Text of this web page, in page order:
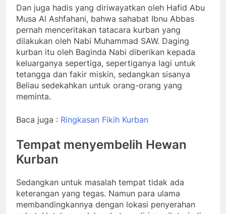
Dan juga hadis yang diriwayatkan oleh Hafid Abu
Musa Al Ashfahani, bahwa sahabat Ibnu Abbas
pernah menceritakan tatacara kurban yang
dilakukan oleh Nabi Muhammad SAW. Daging
kurban itu oleh Baginda Nabi diberikan kepada
keluarganya sepertiga, sepertiganya lagi untuk
tetangga dan fakir miskin, sedangkan sisanya
Beliau sedekahkan untuk orang-orang yang
meminta.
Baca juga : Ringkasan Fikih Kurban
Tempat menyembelih Hewan
Kurban
Sedangkan untuk masalah tempat tidak ada
keterangan yang tegas. Namun para ulama
membandingkannya dengan lokasi penyerahan